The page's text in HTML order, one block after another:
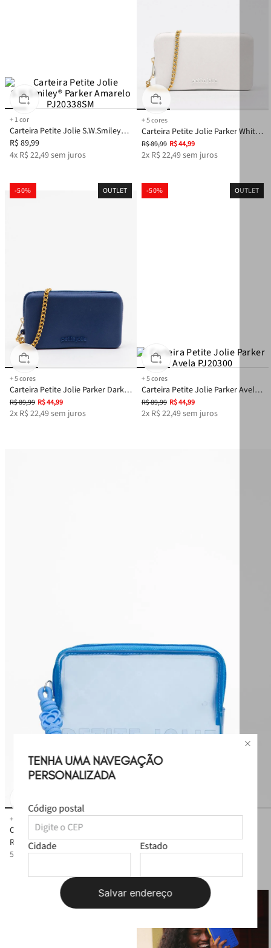
TENHA UMA NAVEGAÇÃO
PERSONALIZADA
Código postal
Cidade Estado
Salvar endereço
+1cor
Carteira Petite Jolie S.W.Smiley®
Parker Amarelo PJ20338SM
R$ 89,99
4x R$ 22,49sem juros
+5cores
Carteira Petite Jolie Parker White
PJ20300
R$89,99 R$44,99
2x R$ 22,49sem juros
-50%
+5cores
Carteira Petite Jolie Parker Dark
Blue PJ20300
R$89,99 R$44,99
2x R$ 22,49sem juros
OUTLET -50%
+5cores
Carteira Petite Jolie Parker Avela
PJ20300
R$89,99 R$44,99
2x R$ 22,49sem juros
OUTLET
+ cores
Carteira Petite Jolie Push Blues Translúcido PJ20167
R$
99,99
5
19,99sem juros